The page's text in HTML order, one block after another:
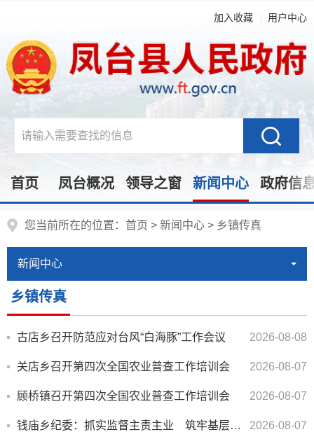
加入收藏 用户中心
首页 凤台概况 领导之窗 新闻中心 政府信
您当前所在的位置： 首页 > 新闻中心 > 乡镇传真
新闻中心
乡镇传真
2026-08-08
古店乡召开防范应对台风“白海豚”工作会议
2026-08-07
关店乡召开第四次全国农业普查工作培训会
2026-08-07
顾桥镇召开第四次全国农业普查工作培训会
2026-08-07
钱庙乡纪委：抓实监督主责主业 筑牢基层政治生态